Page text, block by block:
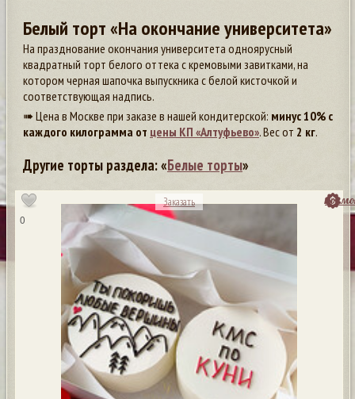
Белый торт «На окончание университета»
На празднование окончания университета одноярусный
квадратный торт белого оттека с кремовыми завитками, на
котором черная шапочка выпускника с белой кисточкой и
соответствующая надпись.
➠ Цена в Москве при заказе в нашей кондитерской: минус 10% с
каждого килограмма от цены КП «Алтуфьево». Вес от 2 кг.
Другие торты раздела: «Белые торты»
0
Заказать